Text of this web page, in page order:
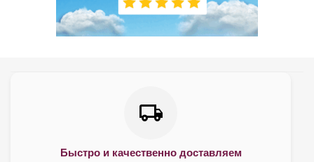
Быстро и качественно доставляем